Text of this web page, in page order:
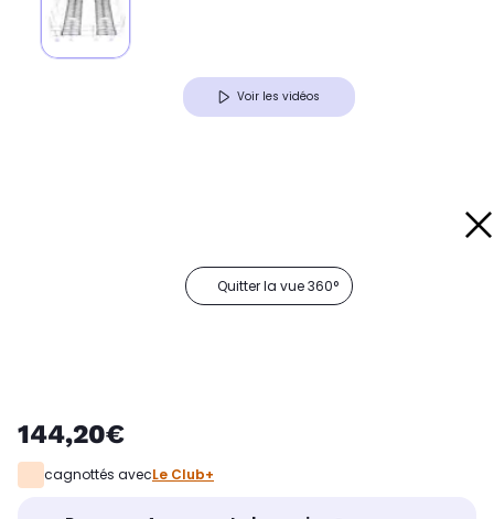
Voir les vidéos
Quitter la vue 360°
144,20€
cagnottés avecLe Club+